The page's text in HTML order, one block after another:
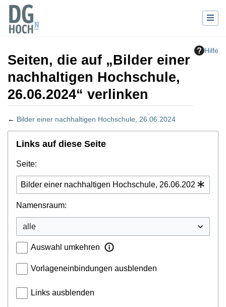
Hilfe
Seiten, die auf „Bilder einer
nachhaltigen Hochschule,
26.06.2024“ verlinken
← Bilder einer nachhaltigen Hochschule, 26.06.2024
Wechseln zu:Navigation,Suche
Links auf diese Seite
Seite:
Namensraum:
Auswahl umkehren
Vorlageneinbindungen ausblenden
Links ausblenden